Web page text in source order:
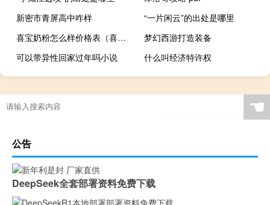
新密市青屏高中咋样
“一片闲云”的出处是哪里
喜宝奶粉怎么样价格表（喜宝奶粉官网）
梦幻西游打造装备
可以带异性回家过年吗小说
什么叫经济特许权
☚
公告
DeepSeek全套部署资料免费下载